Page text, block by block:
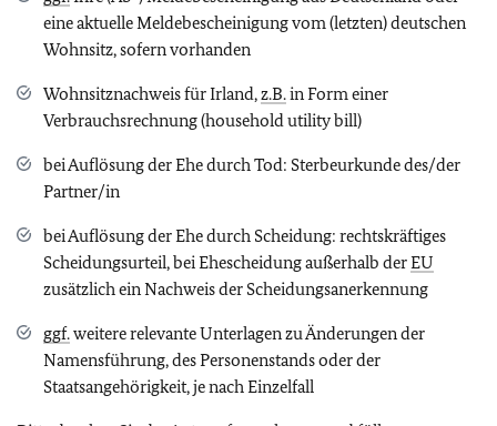
eine aktuelle Meldebescheinigung vom (letzten) deutschen
Wohnsitz, sofern vorhanden
Wohnsitznachweis für Irland,z.B.in Form einer
Verbrauchsrechnung (household utility bill)
bei Auflösung der Ehe durch Tod: Sterbeurkunde des/der
Partner/in
bei Auflösung der Ehe durch Scheidung: rechtskräftiges
Scheidungsurteil, bei Ehescheidung außerhalb derEU
zusätzlich ein Nachweis der Scheidungsanerkennung
ggf.weitere relevante Unterlagen zu Änderungen der
Namensführung, des Personenstands oder der
Staatsangehörigkeit, je nach Einzelfall